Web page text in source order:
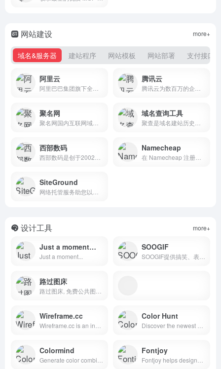
网站建设
域名&服务器 建站程序 网站模板 网站部署 支付接口
more+
阿里云 腾讯云
聚名网 域名查询工具
西部数码 Namecheap
SiteGround
设计工具 more+
Just a moment…
Just a moment...
SOOGIF
路过图床
Wireframe.cc Color Hunt
Colormind Fontjoy